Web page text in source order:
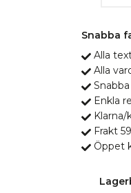
Snabba
Alla
Alla
Snabba
Enkla
Klarna/
Frakt
Öppet